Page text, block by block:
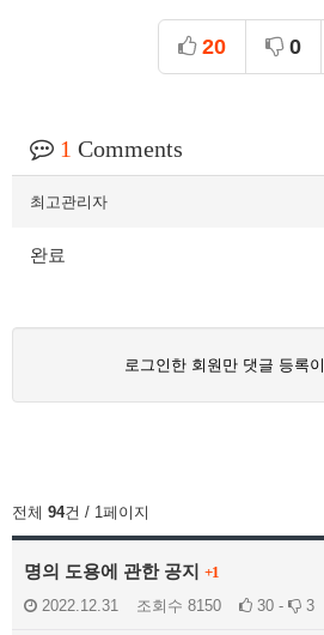
20 0
1 Comments
최고관리자
완료
로그인한 회원만 댓글 등록
전체 94건 / 1페이지
명의 도용에 관한 공지 +1
2022.12.31 조회수 8150 30 - 3